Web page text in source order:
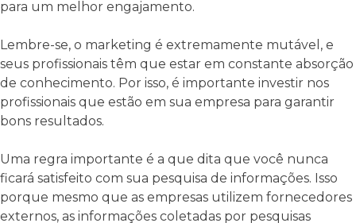
para um melhor engajamento.
Lembre-se, o marketing é extremamente mutável, e
seus profissionais têm que estar em constante absorção
de conhecimento. Por isso, é importante investir nos
profissionais que estão em sua empresa para garantir
bons resultados.
Uma regra importante é a que dita que você nunca
ficará satisfeito com sua pesquisa de informações. Isso
porque mesmo que as empresas utilizem fornecedores
externos, as informações coletadas por pesquisas